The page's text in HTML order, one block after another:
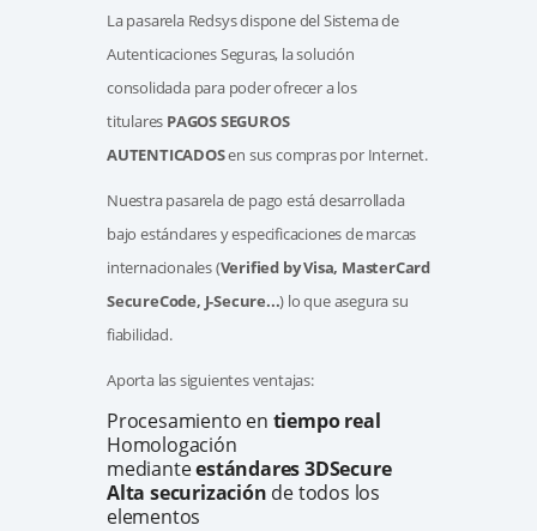
La pasarela Redsys dispone del Sistema de
Autenticaciones Seguras, la solución
consolidada para poder ofrecer a los
titulares PAGOS SEGUROS
AUTENTICADOSen sus compras por Internet.
Nuestra pasarela de pago está desarrollada
bajo estándares y especificaciones de marcas
internacionales (Verified by Visa, MasterCard
SecureCode, J-Secure...) lo que asegura su
fiabilidad.
Aporta las siguientes ventajas:
Procesamiento en tiempo real
Homologación
medianteestándares 3DSecure
Alta securización de todos los
elementos